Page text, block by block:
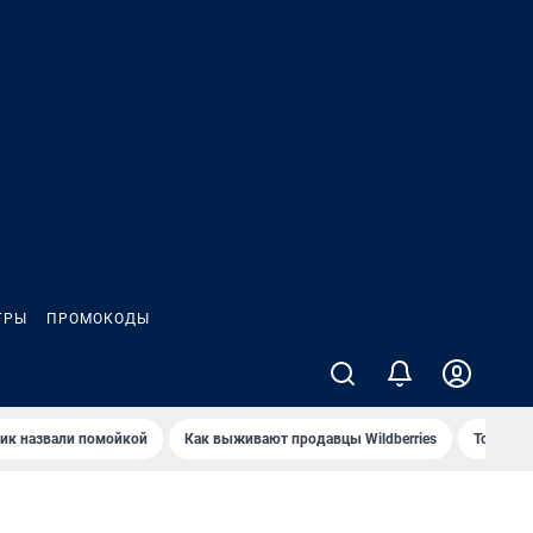
ПРОМОКОДЫ
назвали помойкой Как выживают продавцы Wildberries Топ